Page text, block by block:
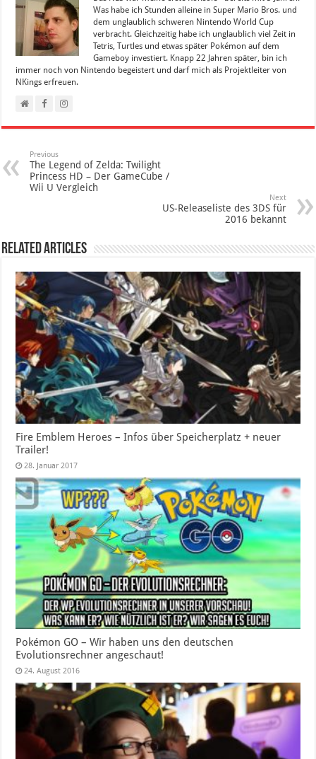
Was habe ich Stunden alleine in Super Mario Bros. und
dem unglaublich schweren Nintendo World Cup
verbracht. Gleichzeitig habe ich unglaublich viel Zeit in
Tetris, Turtles und etwas später Pokémon auf dem
Gameboy investiert. Knapp 22 Jahren später, bin ich
immer noch von Nintendo begeistert und darf mich als Projektleiter von
NKings erfreuen.
Previous
The Legend of Zelda: Twilight
Princess HD – Der GameCube /
Wii U Vergleich
Next
US-Releaseliste des 3DS für
2016 bekannt
Related Articles
Fire Emblem Heroes – Infos über Speicherplatz + neuer
Trailer!
28. Januar 2017
Pokémon GO – Wir haben uns den deutschen
Evolutionsrechner angeschaut!
24. August 2016